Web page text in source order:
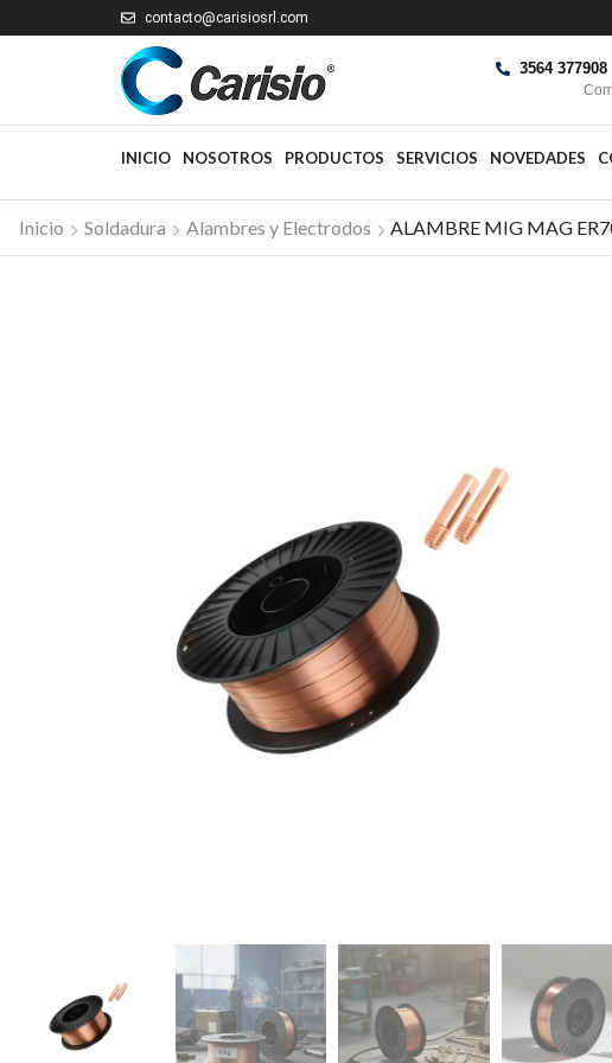
contacto@carisiosrl.com
3564 377908
INICIO NOSOTROS PRODUCTOS SERVICIOS NOVEDADES
Inicio Soldadura Alambres y Electrodos ALAMBRE MIG MAG